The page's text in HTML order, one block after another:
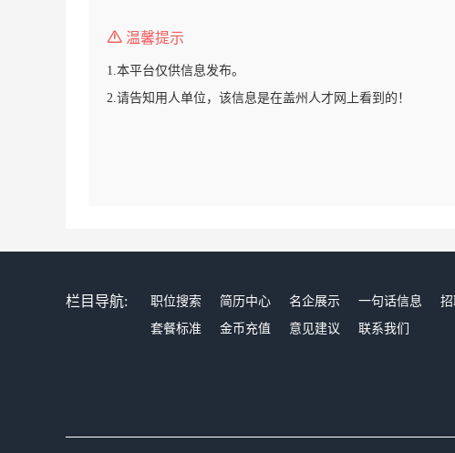
温馨提示
1.本平台仅供信息发布。
2.请告知用人单位，该信息是在盖州人才网上看到的！
栏目导航: 职位搜索 简历中心 名企展示 一句话信息
套餐标准
金币充值 意见建议 联系我们